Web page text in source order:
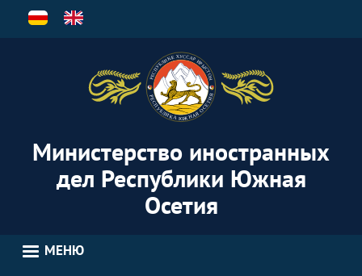
Перейти
Министерство иностранных
дел Республики Южная
Осетия
МЕНЮ